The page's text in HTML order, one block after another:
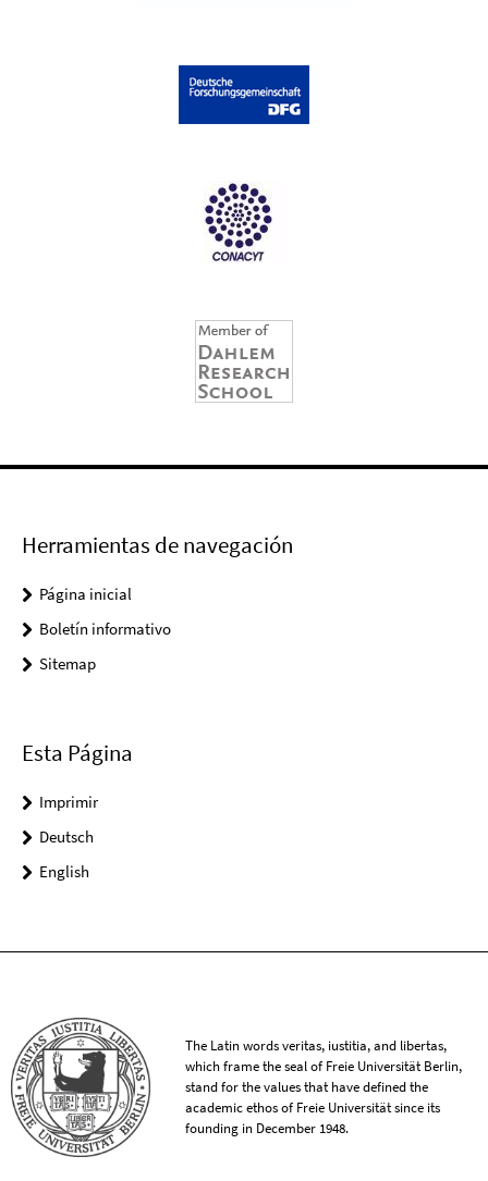
Herramientas de navegación
Página inicial
Boletín informativo
Sitemap
Esta Página
Imprimir
Deutsch
English
The Latin words veritas, iustitia, and libertas,
which frame the seal of Freie Universität Berlin,
stand for the values that have defined the
academic ethos of Freie Universität since its
founding in December 1948.